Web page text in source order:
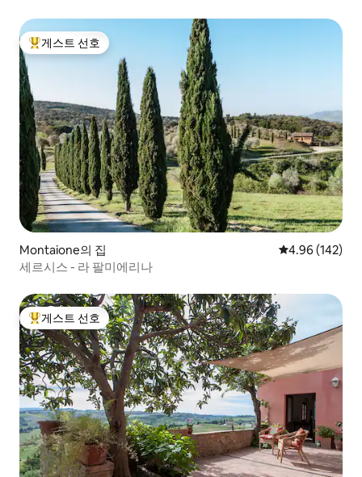
상위 게스트 선호
게스트 선호
Montaione의 집 평점 4.96점(5
4.96 (142)
세르시스 - 라 팔미에리나
상위 게스트 선호
게스트 선호